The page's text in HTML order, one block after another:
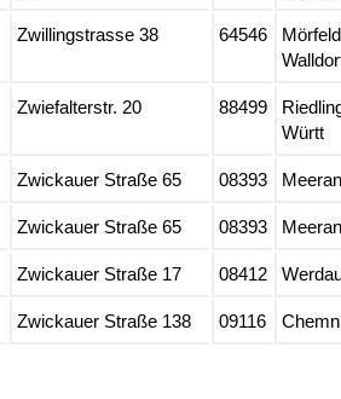
Zwillingstrasse 38 64546
Zwiefalterstr. 20 88499
Württ
Zwickauer Straße 65 08393
Zwickauer Straße 65 08393
Zwickauer Straße 17 08412
Zwickauer Straße 138 09116